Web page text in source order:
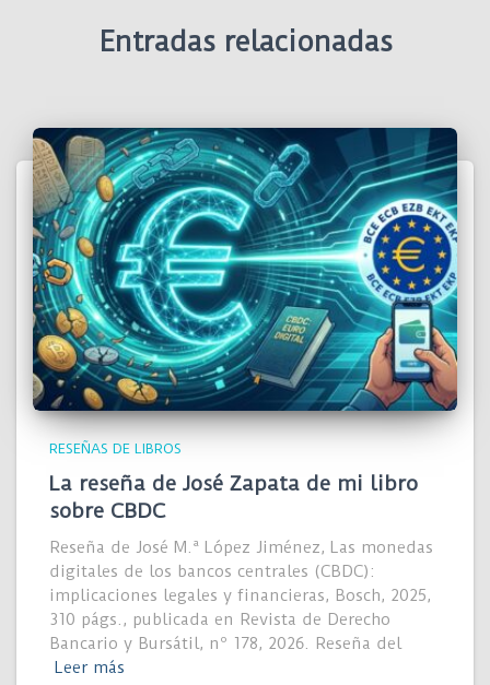
Entradas relacionadas
RESEÑAS DE LIBROS
La reseña de José Zapata de mi libro
sobre CBDC
Reseña de José M.ª López Jiménez, Las monedas
digitales de los bancos centrales (CBDC):
implicaciones legales y financieras, Bosch, 2025,
310 págs., publicada en Revista de Derecho
Bancario y Bursátil, nº 178, 2026. Reseña del
Leer más